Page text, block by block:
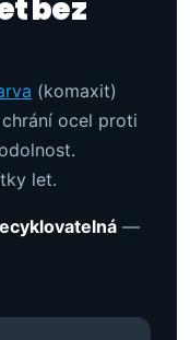
bez
(komaxit)
ocel proti
let.
—